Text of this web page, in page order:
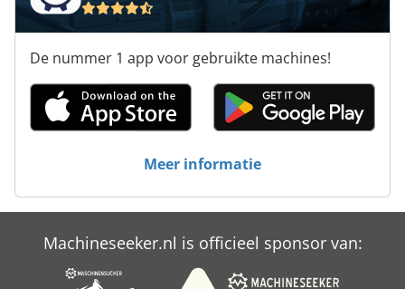
De nummer 1 app voor gebruikte machines!
Meer informatie
Machineseeker.nl is officieel sponsor van: